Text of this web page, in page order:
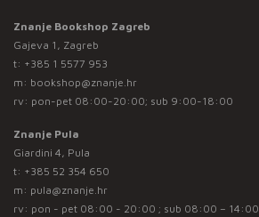
Znanje Bookshop Zagreb
Gajeva 1, Zagreb
t: +385 1 5577 953
m: bookshop@znanje.hr
rv: pon-pet 08:00-20:00; sub 9:00-18:00
Znanje Pula
Giardini 4, Pula
t: +385 52 354 650
m: pula@znanje.hr
rv: pon - pet 08:00 - 20:00 ; sub 08:00 – 14:00